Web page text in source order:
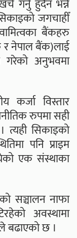
गर्नु हुँदैन भन्ने
जगचाहीँ
बैंकहरु
र नेपाल बैंक)लाई
गरेको अनुभवमा
कर्जा विस्तार
रुपमा सही
त्यही सिकाइको
पनि प्राइम
एक संस्थाका
सञ्चालन नाफा
अवस्थामा
बढाएको छ ।